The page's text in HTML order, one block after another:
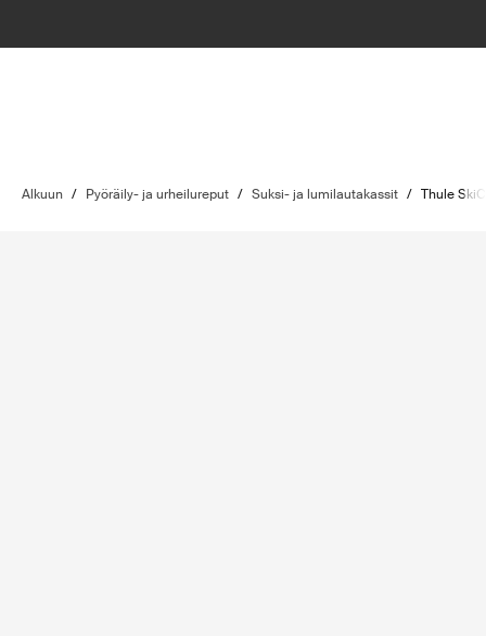
Alkuun / Pyöräily- ja urheilureput / Suksi- ja lumilautakassit / Thule